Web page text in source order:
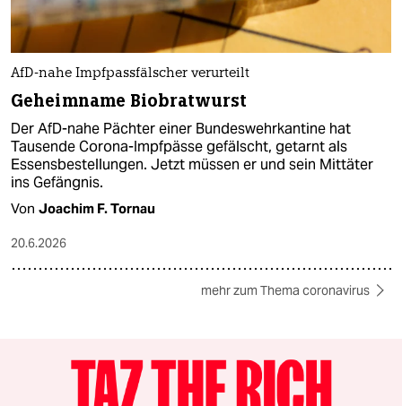
AfD-nahe Impfpassfälscher verurteilt
Geheimname Biobratwurst
Der AfD-nahe Pächter einer Bundeswehrkantine hat
Tausende Corona-Impfpässe gefälscht, getarnt als
Essensbestellungen. Jetzt müssen er und sein Mittäter
ins Gefängnis.
Von Joachim F. Tornau
20.6.2026
mehr zum Thema coronavirus